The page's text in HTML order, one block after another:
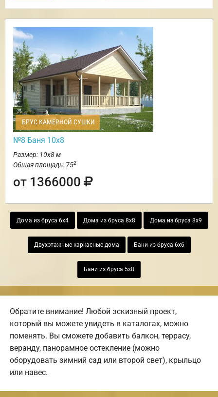
БРУС КАМЕРНОЙ СУШКИ
№8 Баня 10х8
Размер: 10х8 м
Общая площадь: 752
от 1366000
Дома из бруса 6х4 Дома из бруса 8х8 Дома из бруса 8х9
Двухэтажные каркасные дома Бани из бруса 6х6
Бани из бруса 5х8
Обратите внимание! Любой эскизный проект,
который вы можете увидеть в каталогах, можно
поменять. Вы сможете добавить балкон, террасу,
веранду, панорамное остекление (можно
оборудовать зимний сад или второй свет), крыльцо
или навес.